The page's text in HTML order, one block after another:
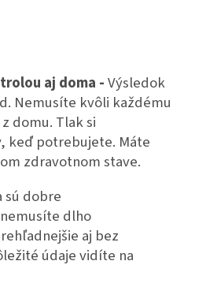
aj doma -Výsledok
Nemusíte kvôli každému
domu. Tlak si
keď potrebujete. Máte
zdravotnom stave.
sú dobre
dlho
aj bez
údaje vidíte na